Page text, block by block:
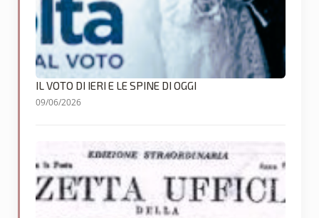
IL VOTO DI IERI E LE SPINE DI OGGI
09/06/2026